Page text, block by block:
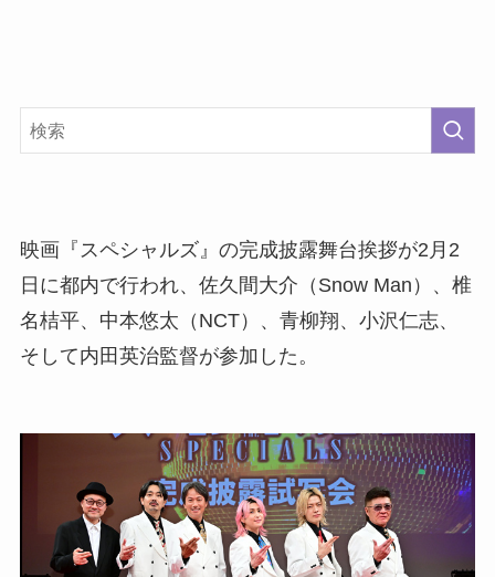
映画『スペシャルズ』の完成披露舞台挨拶が2月2
日に都内で行われ、佐久間大介（Snow Man）、椎
名桔平、中本悠太（NCT）、青柳翔、小沢仁志、
そして内田英治監督が参加した。